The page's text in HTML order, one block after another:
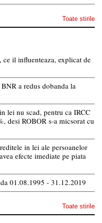
Toate stirile
ce il influenteaza, explicat de
a redus dobanda la
lei nu scad, pentru ca IRCC
desi ROBOR s-a micsorat cu
in lei ale persoanelor
efecte imediate pe piata
01.08.1995 - 31.12.2019
Toate stirile